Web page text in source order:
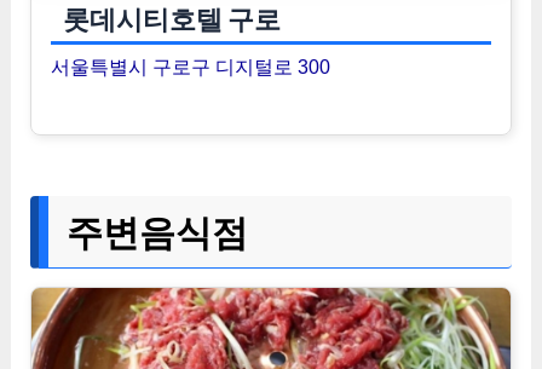
롯데시티호텔 구로
서울특별시 구로구 디지털로 300
주변음식점